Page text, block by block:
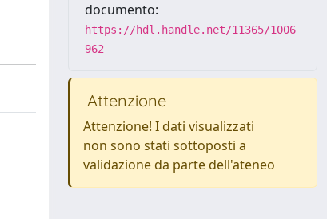
documento:
https://hdl.handle.net/11365/1006
962
Attenzione
Attenzione! I dati visualizzati
non sono stati sottoposti a
validazione da parte dell'ateneo